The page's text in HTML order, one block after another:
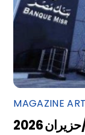
MAGAZINE
2026